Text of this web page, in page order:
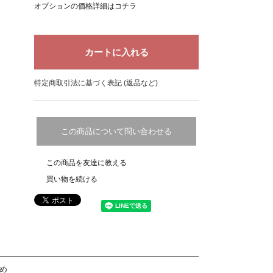
オプションの価格詳細はコチラ
特定商取引法に基づく表記 (返品など)
この商品について問い合わせる
この商品を友達に教える
買い物を続ける